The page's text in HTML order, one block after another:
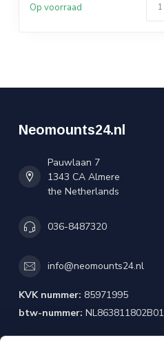
Op voorraad
Neomounts24.nl
Pauwlaan 7
1343 CA Almere
the Netherlands
036-8487320
info@neomounts24.nl
KVK nummer: 85971995
btw-nummer: NL863811802B01